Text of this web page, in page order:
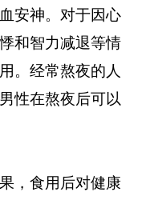
安神。对于因心
和智力减退等情
。经常熬夜的人
性在熬夜后可以
，食用后对健康